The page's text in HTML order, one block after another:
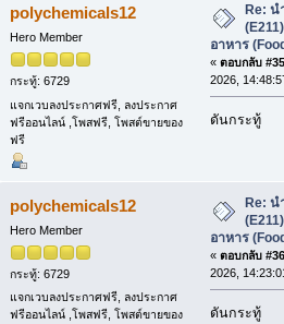
polychemicals12
Hero Member
กระทู้: 6729
แจกเวบลงประกาศฟรี, ลงประกาศ
ฟรีออนไลน์ ,โพสฟรี, โพสต์ขายของ
ฟรี
Re: น
อาหาร
« ตอบกลับ
2026,
ดันกระทู้
polychemicals12
Hero Member
กระทู้: 6729
แจกเวบลงประกาศฟรี, ลงประกาศ
ฟรีออนไลน์ ,โพสฟรี, โพสต์ขายของ
Re: น
อาหาร
« ตอบกลับ
2026,
ดันกระทู้